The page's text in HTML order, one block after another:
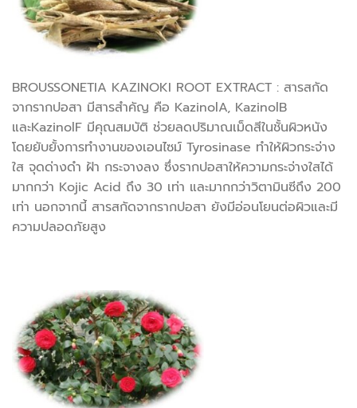
BROUSSONETIA KAZINOKI ROOT EXTRACT : สารสกัด
จากรากปอสา มีสารสำคัญ คือ KazinolA, KazinolB
และKazinolF มีคุณสมบัติ ช่วยลดปริมาณเม็ดสีในชั้นผิวหนัง
โดยยับยั้งการทำงานของเอนไซม์ Tyrosinase ทำให้ผิวกระจ่าง
ใส จุดด่างดำ ฝ้า กระจางลง ซึ่งรากปอสาให้ความกระจ่างใสได้
มากกว่า Kojic Acid ถึง 30 เท่า และมากกว่าวิตามินซีถึง 200
เท่า นอกจากนี้ สารสกัดจากรากปอสา ยังมีอ่อนโยนต่อผิวและมี
ความปลอดภัยสูง